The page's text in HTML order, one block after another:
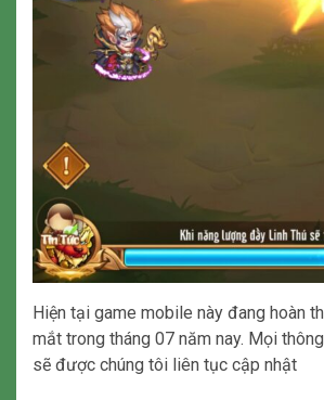
Hiện tại game mobile này đang hoàn
mắt trong tháng 07 năm nay. Mọi
sẽ được chúng tôi liên tục cập nhật